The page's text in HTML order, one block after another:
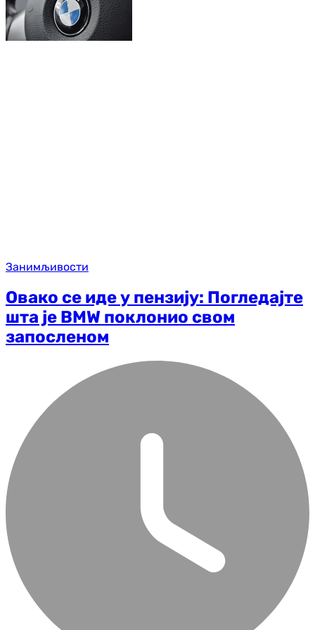
Занимљивости
Овако се иде у пензију: Погледајте
шта је BMW поклонио свом
запосленом